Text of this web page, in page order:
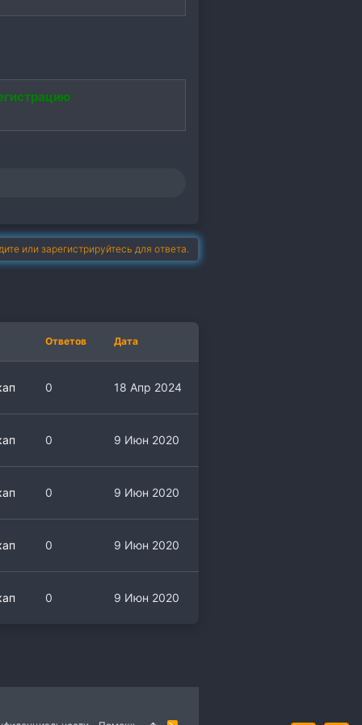
или зарегистрируйтесь для ответа.
Ответов Дата
0 18 Апр 2024
0 9 Июн 2020
0 9 Июн 2020
0 9 Июн 2020
0 9 Июн 2020